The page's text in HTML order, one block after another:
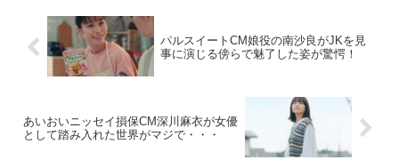
パルスイートCM娘役の南沙良がJKを見
事に演じる傍らで魅了した姿が驚愕！
あいおいニッセイ損保CM深川麻衣が女優
として踏み入れた世界がマジで・・・